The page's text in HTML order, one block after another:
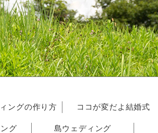
ングの作り方 ココが変だよ結婚式
グ 島ウェディング